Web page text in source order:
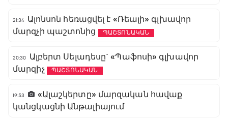
21:34 Ալոնսոն հեռացվել է «Ռեալի» գլխավոր
մարզչի պաշտոնից
ՊԱՇՏՈՆԱԿԱՆ
20:30
Ալբերտ Սելադեսը` «Պաֆոսի» գլխավոր
մարզիչ
ՊԱՇՏՈՆԱԿԱՆ
19:53
«Ալաշկերտը» մարզական հավաք
կանցկացնի Անթալիայում